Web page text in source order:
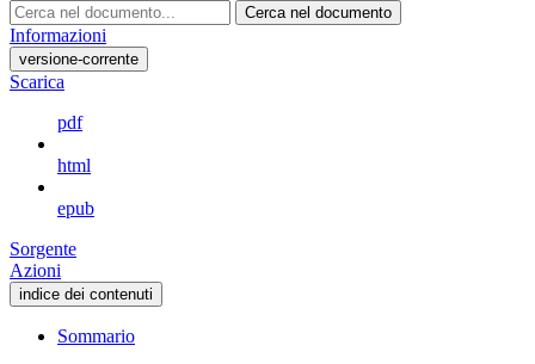
Cerca nel documento
Informazioni
versione-corrente
Scarica
pdf
html
epub
Sorgente
Azioni
indice dei contenuti
Sommario